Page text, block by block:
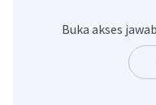
Buka akses